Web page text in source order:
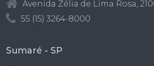
Avenida Zélia de Lima Rosa,
55 (15) 3264-8000
Sumaré - SP